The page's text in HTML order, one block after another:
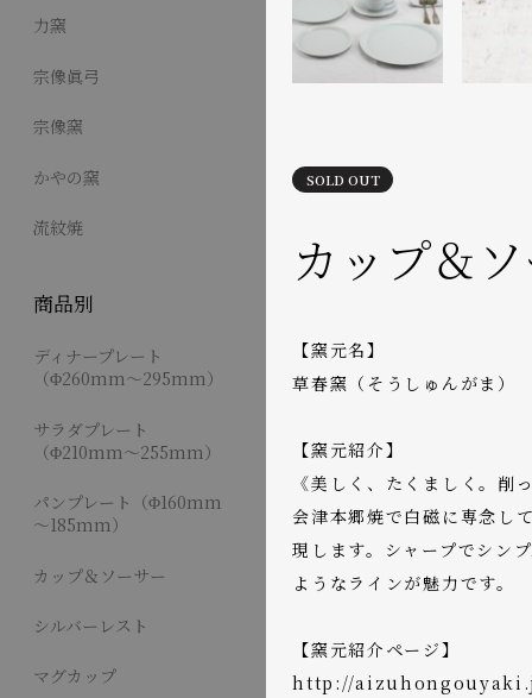
力窯
宗像眞弓
宗像窯
かやの窯
流紋焼
商品別
ディナープレート
（Φ260mm～295mm）
サラダプレート
（Φ210mm～255mm）
パンプレート（Φ160mm
～185mm）
カップ＆ソーサー
シルバーレスト
マグカップ
SOLD OUT
カップ＆
【窯元名】
草春窯（そうしゅんがま）
【窯元紹介】
《美しく、たくましく。削
会津本郷焼で白磁に専念し
現します。シャープでシン
ようなラインが魅力です。
【窯元紹介ページ】
http://